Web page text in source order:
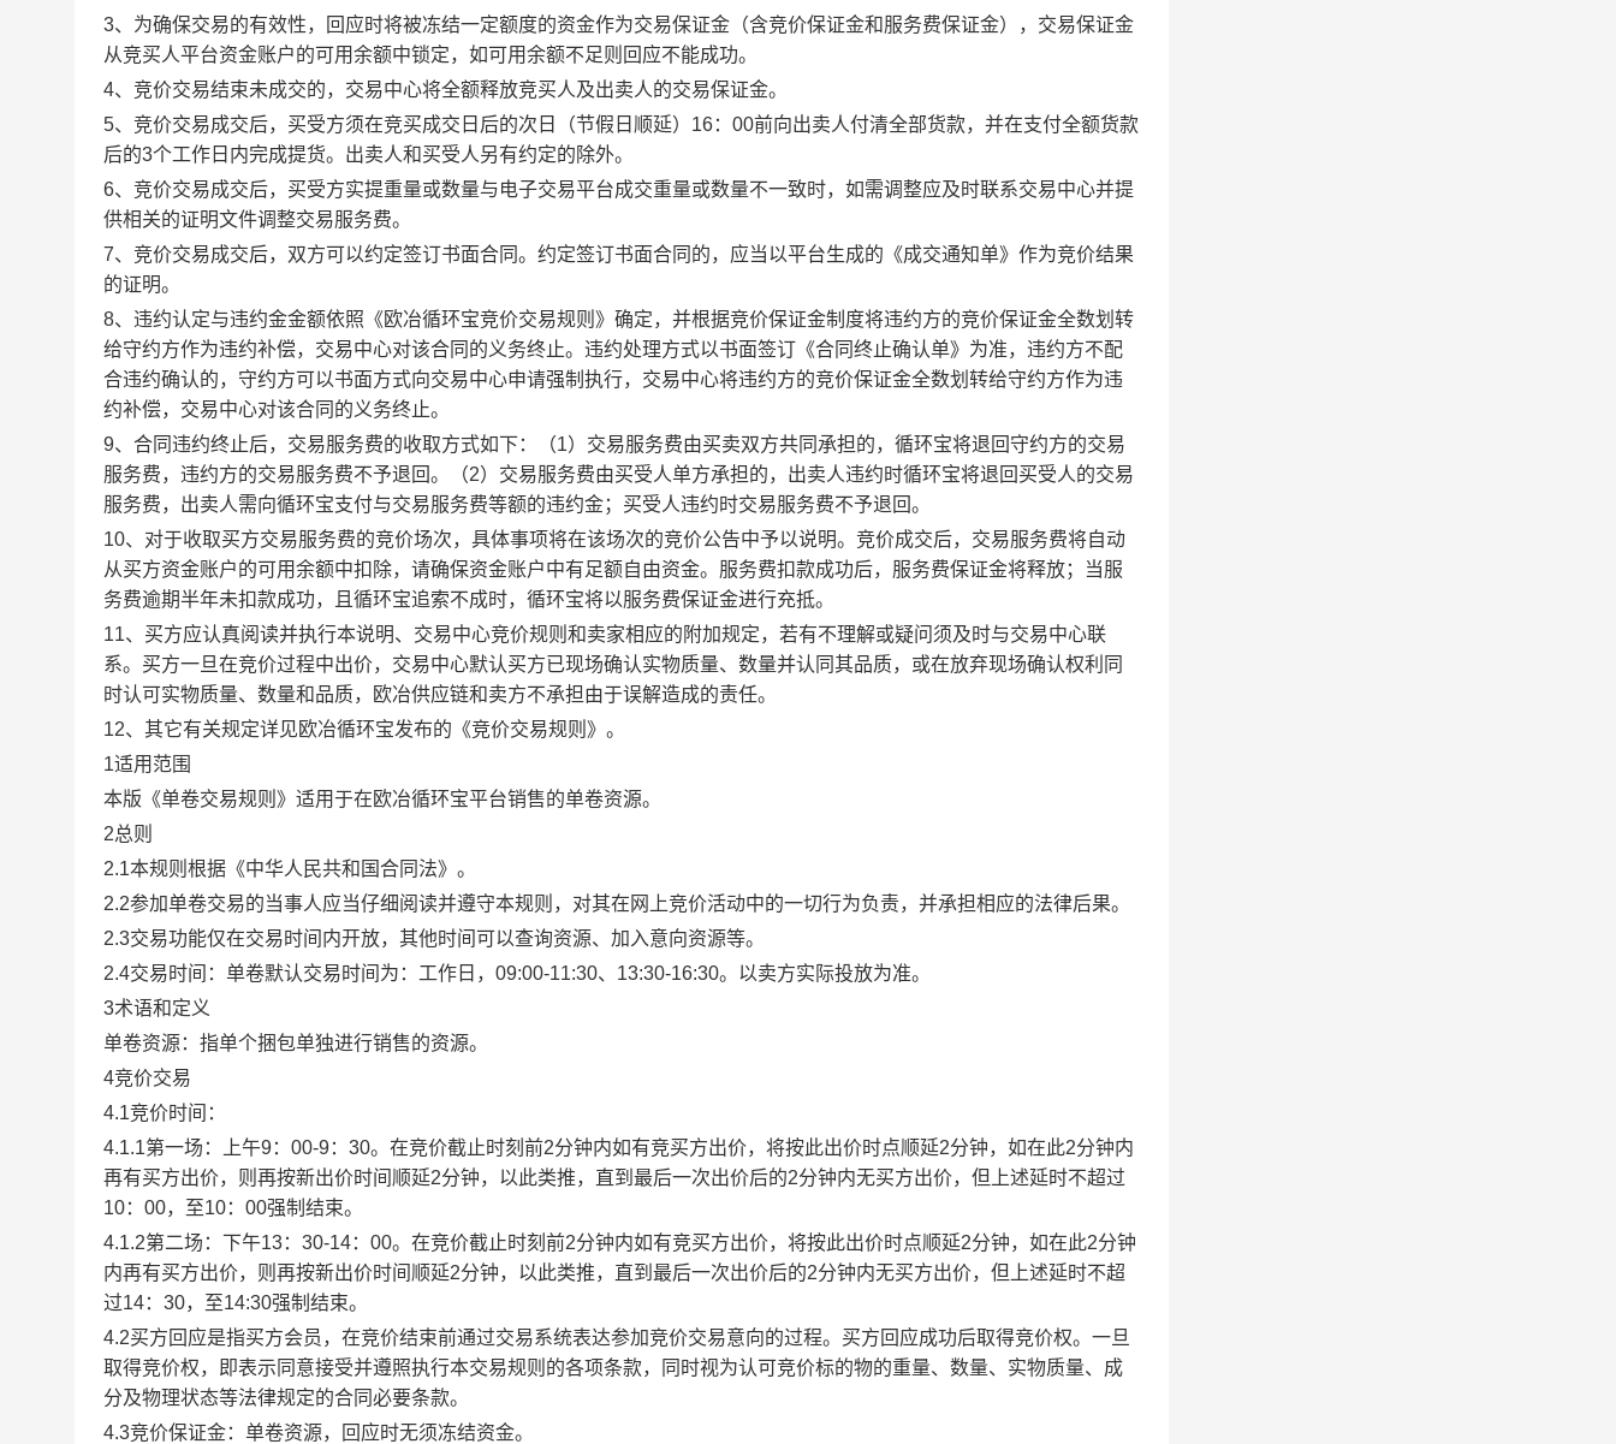
3、为确保交易的有效性，回应时将被冻结一定额度的资金作为交易保证金（含竞价保证金和服务费保证金），交易保证金
从竞买人平台资金账户的可用余额中锁定，如可用余额不足则回应不能成功。
4、竞价交易结束未成交的，交易中心将全额释放竞买人及出卖人的交易保证金。
5、竞价交易成交后，买受方须在竞买成交日后的次日（节假日顺延）16：00前向出卖人付清全部货款，并在支付全额货款
后的3个工作日内完成提货。出卖人和买受人另有约定的除外。
6、竞价交易成交后，买受方实提重量或数量与电子交易平台成交重量或数量不一致时，如需调整应及时联系交易中心并提
供相关的证明文件调整交易服务费。
7、竞价交易成交后，双方可以约定签订书面合同。约定签订书面合同的，应当以平台生成的《成交通知单》作为竞价结果
的证明。
8、违约认定与违约金金额依照《欧冶循环宝竞价交易规则》确定，并根据竞价保证金制度将违约方的竞价保证金全数划转
给守约方作为违约补偿，交易中心对该合同的义务终止。违约处理方式以书面签订《合同终止确认单》为准，违约方不配
合违约确认的，守约方可以书面方式向交易中心申请强制执行，交易中心将违约方的竞价保证金全数划转给守约方作为违
约补偿，交易中心对该合同的义务终止。
9、合同违约终止后，交易服务费的收取方式如下：（1）交易服务费由买卖双方共同承担的，循环宝将退回守约方的交易
服务费，违约方的交易服务费不予退回。（2）交易服务费由买受人单方承担的，出卖人违约时循环宝将退回买受人的交易
服务费，出卖人需向循环宝支付与交易服务费等额的违约金；买受人违约时交易服务费不予退回。
10、对于收取买方交易服务费的竞价场次，具体事项将在该场次的竞价公告中予以说明。竞价成交后，交易服务费将自动
从买方资金账户的可用余额中扣除，请确保资金账户中有足额自由资金。服务费扣款成功后，服务费保证金将释放；当服
务费逾期半年未扣款成功，且循环宝追索不成时，循环宝将以服务费保证金进行充抵。
11、买方应认真阅读并执行本说明、交易中心竞价规则和卖家相应的附加规定，若有不理解或疑问须及时与交易中心联
系。买方一旦在竞价过程中出价，交易中心默认买方已现场确认实物质量、数量并认同其品质，或在放弃现场确认权利同
时认可实物质量、数量和品质，欧冶供应链和卖方不承担由于误解造成的责任。
12、其它有关规定详见欧冶循环宝发布的《竞价交易规则》。
1适用范围
本版《单卷交易规则》适用于在欧冶循环宝平台销售的单卷资源。
2总则
2.1本规则根据《中华人民共和国合同法》。
2.2参加单卷交易的当事人应当仔细阅读并遵守本规则，对其在网上竞价活动中的一切行为负责，并承担相应的法律后果。
2.3交易功能仅在交易时间内开放，其他时间可以查询资源、加入意向资源等。
2.4交易时间：单卷默认交易时间为：工作日，09:00-11:30、13:30-16:30。以卖方实际投放为准。
3术语和定义
单卷资源：指单个捆包单独进行销售的资源。
4竞价交易
4.1竞价时间：
4.1.1第一场：上午9：00-9：30。在竞价截止时刻前2分钟内如有竞买方出价，将按此出价时点顺延2分钟，如在此2分钟内
再有买方出价，则再按新出价时间顺延2分钟，以此类推，直到最后一次出价后的2分钟内无买方出价，但上述延时不超过
10：00，至10：00强制结束。
4.1.2第二场：下午13：30-14：00。在竞价截止时刻前2分钟内如有竞买方出价，将按此出价时点顺延2分钟，如在此2分钟
内再有买方出价，则再按新出价时间顺延2分钟，以此类推，直到最后一次出价后的2分钟内无买方出价，但上述延时不超
过14：30，至14:30强制结束。
4.2买方回应是指买方会员，在竞价结束前通过交易系统表达参加竞价交易意向的过程。买方回应成功后取得竞价权。一旦
取得竞价权，即表示同意接受并遵照执行本交易规则的各项条款，同时视为认可竞价标的物的重量、数量、实物质量、成
分及物理状态等法律规定的合同必要条款。
4.3竞价保证金：单卷资源，回应时无须冻结资金。